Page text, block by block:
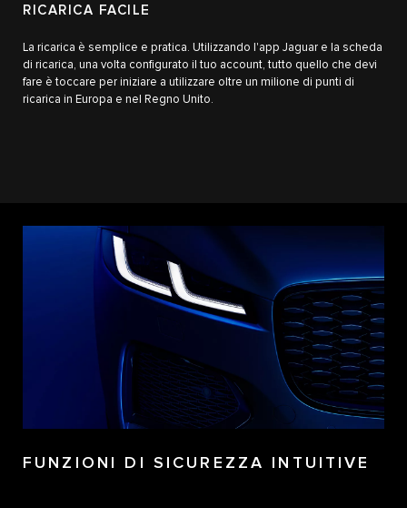
RICARICA FACILE
La ricarica è semplice e pratica. Utilizzando l'app Jaguar e la scheda
di ricarica, una volta configurato il tuo account, tutto quello che devi
fare è toccare per iniziare a utilizzare oltre un milione di punti di
ricarica in Europa e nel Regno Unito.
FUNZIONI DI SICUREZZA INTUITIVE